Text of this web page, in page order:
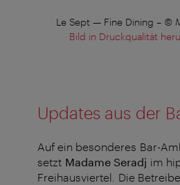
Le Sept — Fine Dining – ©
Bild in Druckqualität
Updates aus der
Auf ein besonderes Bar-
setzt Madame Seradj im
Freihausviertel. Die